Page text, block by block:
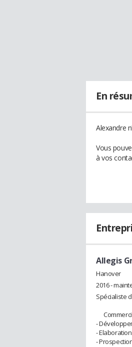
En
Alexandre
Vous
à vos
Allegis
Hanover
2016 -
Spécialiste
-
-
-